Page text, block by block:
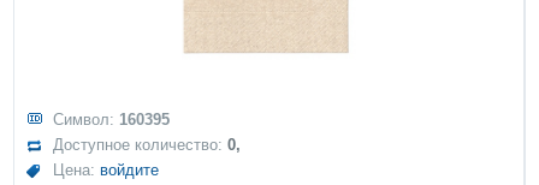
Символ: 160395
Доступное количество:0,
Цена: войдите